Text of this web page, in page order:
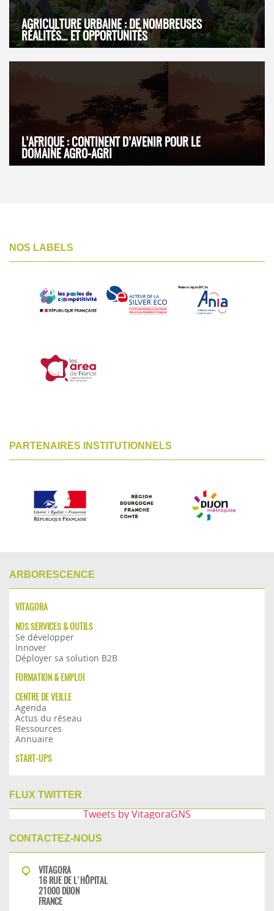
AGRICULTURE URBAINE : DE NOMBREUSES
RÉALITÉS… ET OPPORTUNITÉS
L’AFRIQUE : CONTINENT D’AVENIR POUR LE
DOMAINE AGRO-AGRI
NOS LABELS
PARTENAIRES INSTITUTIONNELS
ARBORESCENCE
VITAGORA
NOS SERVICES & OUTILS
Se développer
Innover
Déployer sa solution B2B
FORMATION & EMPLOI
CENTRE DE VEILLE
Agenda
Actus du réseau
Ressources
Annuaire
START-UPS
FLUX TWITTER
Tweets by VitagoraGNS
CONTACTEZ-NOUS
VITAGORA
16 RUE DE L'HÔPITAL
21000 DIJON
FRANCE